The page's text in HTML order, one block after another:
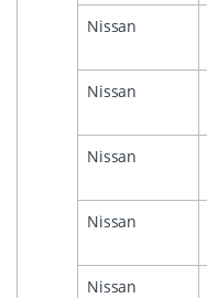
Nissan
Nissan
Nissan
Nissan
Nissan